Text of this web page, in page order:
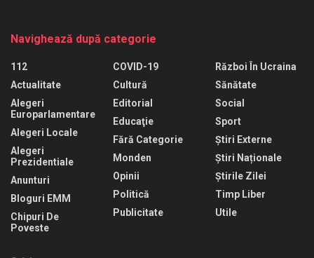
Navighează după categorie
112
Actualitate
Alegeri
Europarlamentare
Alegeri Locale
Alegeri
Prezidentiale
Anunturi
Bloguri EMM
Chipuri De
Poveste
COVID-19
Cultură
Editorial
Educaţie
Fără Categorie
Monden
Opinii
Politică
Publicitate
Război În Ucraina
Sănătate
Social
Sport
Știri Externe
Știri Naționale
Știrile Zilei
Timp Liber
Utile